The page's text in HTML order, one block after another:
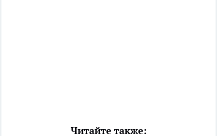
Читайте также: